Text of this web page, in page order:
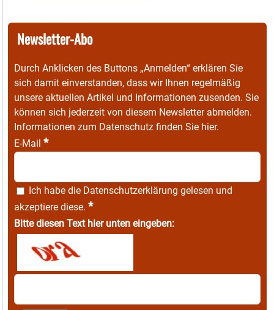
Newsletter-Abo
Durch Anklicken des Buttons „Anmelden“ erklären Sie
sich damit einverstanden, dass wir Ihnen regelmäßig
unsere aktuellen Artikel und Informationen zusenden. Sie
können sich jederzeit von diesem Newsletter abmelden.
Informationen zum Datenschutz finden Sie hier.
E-Mail *
Ich habe die Datenschutzerklärung gelesen und
akzeptiere diese. *
Bitte diesen Text hier unten eingeben: